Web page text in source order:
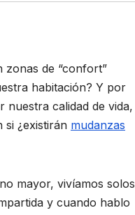
zonas de “confort”
habitación? Y por
nuestra calidad de vida,
si ¿existirán mudanzas
mayor, vivíamos solos
y cuando hablo